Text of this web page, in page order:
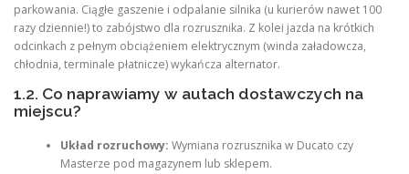
parkowania. Ciągłe gaszenie i odpalanie silnika (u kurierów nawet 100
razy dziennie!) to zabójstwo dla rozrusznika. Z kolei jazda na krótkich
odcinkach z pełnym obciążeniem elektrycznym (winda załadowcza,
chłodnia, terminale płatnicze) wykańcza alternator.
1.2. Co naprawiamy w autach dostawczych na
miejscu?
Układ rozruchowy: Wymiana rozrusznika w Ducato czy
Masterze pod magazynem lub sklepem.